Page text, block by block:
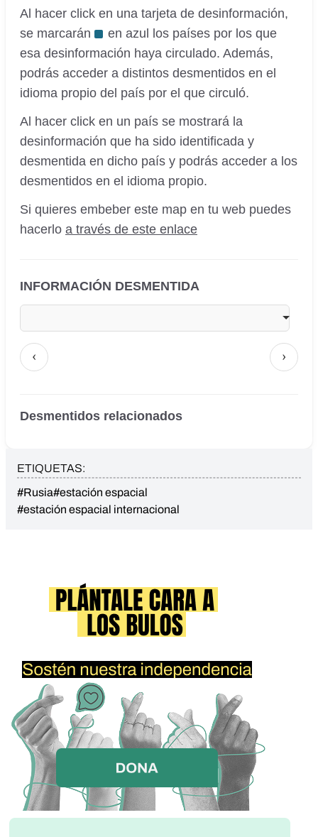
Al hacer click en una tarjeta de desinformación,
se marcarán
en azul los países por los que
esa desinformación haya circulado. Además,
podrás acceder a distintos desmentidos en el
idioma propio del país por el que circuló.
Al hacer click en un país se mostrará la
desinformación que ha sido identificada y
desmentida en dicho país y podrás acceder a los
desmentidos en el idioma propio.
Si quieres embeber este map en tu web puedes
hacerlo a través de este enlace
INFORMACIÓN DESMENTIDA
‹ ›
Desmentidos relacionados
ETIQUETAS:
#Rusia#estación espacial
#estación espacial internacional